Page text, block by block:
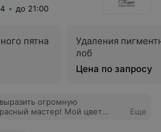
до 21:00
пятна
Удаления
лоб
Цена по запросу
огромную
мастер! Мой цвет
Еще